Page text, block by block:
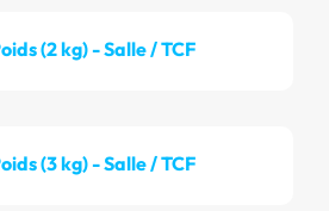
(2 kg) - Salle / TCF
(3 kg) - Salle / TCF